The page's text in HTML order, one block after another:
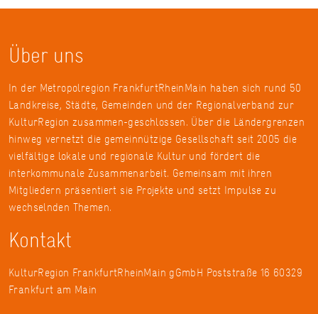
Über uns
In der Metropolregion FrankfurtRheinMain haben sich rund 50
Landkreise, Städte, Gemeinden und der Regionalverband zur
KulturRegion zusammen-geschlossen. Über die Ländergrenzen
hinweg vernetzt die gemeinnützige Gesellschaft seit 2005 die
vielfältige lokale und regionale Kultur und fördert die
interkommunale Zusammenarbeit. Gemeinsam mit ihren
Mitgliedern präsentiert sie Projekte und setzt Impulse zu
wechselnden Themen.
Kontakt
KulturRegion FrankfurtRheinMain gGmbH Poststraße 16 60329
Frankfurt am Main